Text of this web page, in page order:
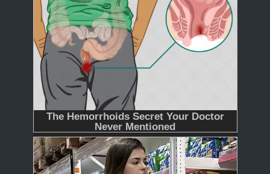
352 353 354 355 356 357
358 359 360 361 362 363 364
365 366 - Tập Cuối